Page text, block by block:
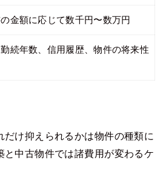
金額に応じて数千円〜数万円
続年数、信用履歴、物件の将来性
だけ抑えられるかは物件の種類に
と中古物件では諸費用が変わるケ